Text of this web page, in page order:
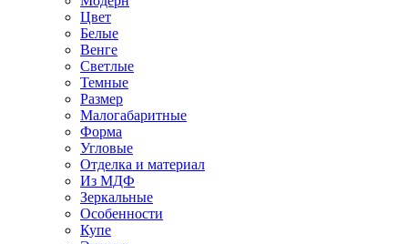
Цвет
Белые
Венге
Светлые
Темные
Размер
Малогабаритные
Форма
Угловые
Отделка и материал
Из МДФ
Зеркальные
Особенности
Купе